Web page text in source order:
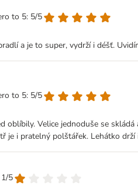
to 5: 5/5
a je to super, vydrží i déšť.
to 5: 5/5
oblíbily. Velice jednoduše se
je i pratelný polštářek. Lehátko
5